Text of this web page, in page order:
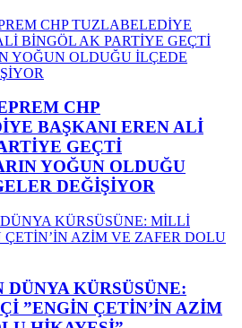
CHP
BAŞKANI EREN ALİ
GEÇTİ
YOĞUN OLDUĞU
DEĞİŞİYOR
DÜNYA KÜRSÜSÜNE:
”ENGİN ÇETİN’İN AZİM